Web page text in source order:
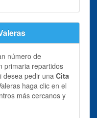
número de
primaria repartidos
desea pedir una Cita
haga clic en el
más cercanos y